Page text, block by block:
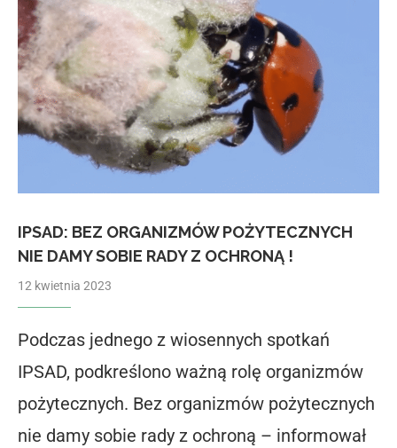
IPSAD: BEZ ORGANIZMÓW POŻYTECZNYCH
NIE DAMY SOBIE RADY Z OCHRONĄ !
12 kwietnia 2023
Podczas jednego z wiosennych spotkań
IPSAD, podkreślono ważną rolę organizmów
pożytecznych. Bez organizmów pożytecznych
nie damy sobie rady z ochroną – informował